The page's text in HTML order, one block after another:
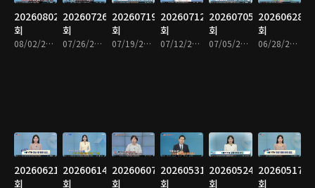
20260802
회
08/02/2026 • 31분
20260726
회
07/26/2026 • 31분
20260719
회
07/19/2026 • 31분
20260712
회
07/12/2026 • 31분
20260705
회
07/05/2026 • 31분
20260628
회
06/28/2026 • 31분
20260621
회
20260614
회
20260607
회
20260531
회
20260524
회
20260517
회